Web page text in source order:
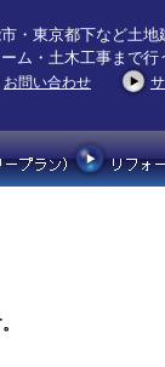
・東京都下など土地
ム・土木工事まで行
お問い合わせ